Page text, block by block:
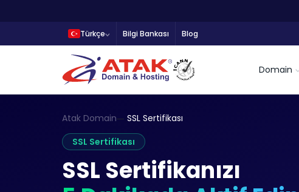
Türkçe Bilgi Bankası Blog
Domain
Atak Domain
SSL Sertifikası
SSL Sertifikası
SSL Sertifikanızı